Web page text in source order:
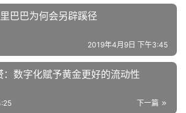
巴巴为何会另辟蹊径
2019年4月9日 下午3:45
数字化赋予黄金更好的流动性
下一篇